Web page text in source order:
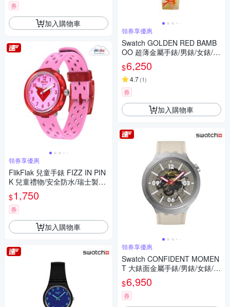
券
加入購物車
領券享優惠
FlikFlak 兒童手錶 FIZZ IN PIN
K 兒童禮物/安全防水/瑞士製造
FCNP004 (31.85mm)
$1,750
券
加入購物車
領券享優惠
Swatch GOLDEN RED BAMB
OO 超薄金屬手錶/男錶/女錶/瑞
士製造 SYXZ105 (38mm)
$6,250
4.7(1)
券
加入購物車
領券享優惠
Swatch CONFIDENT MOMEN
T 大錶面金屬手錶/男錶/女錶/瑞
士製造 SB07S125 (47mm)
$6,950
券